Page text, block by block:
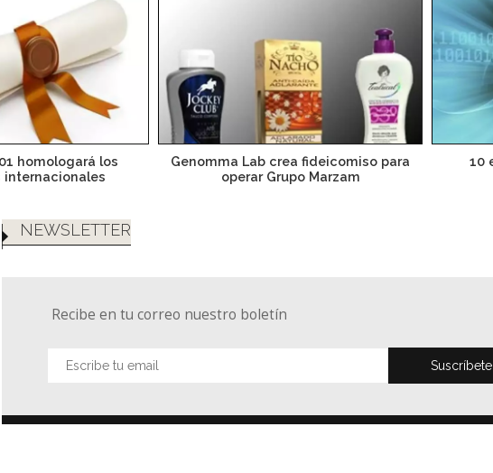
homologará los
internacionales
Genomma Lab crea fideicomiso para
operar Grupo Marzam
10
NEWSLETTER
Recibe en tu correo nuestro boletín